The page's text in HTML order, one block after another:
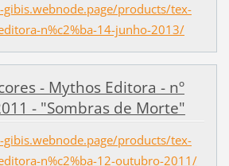
products/tex-
n%c2%ba-14-junho-2013/
- Mythos Editora - nº
- "Sombras de Morte"
products/tex-
n%c2%ba-12-outubro-2011/